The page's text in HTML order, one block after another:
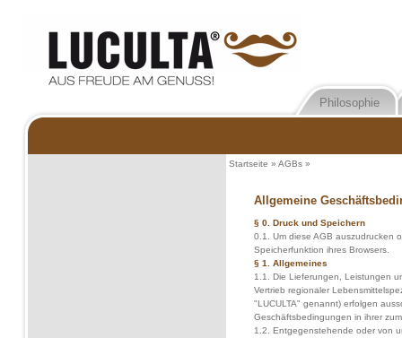
Philosophie
Startseite » AGBs»
Allgemeine
§ 0. Druck und Speichern
0.1. Um diese AGB auszudrucken
Speicherfunktion ihres Browsers.
§ 1. Allgemeines
1.1. Die Lieferungen, Leistungen
Vertrieb regionaler
"LUCULTA" genannt) erfolgen
Geschäftsbedingungen in ihrer
1.2. Entgegenstehende oder von